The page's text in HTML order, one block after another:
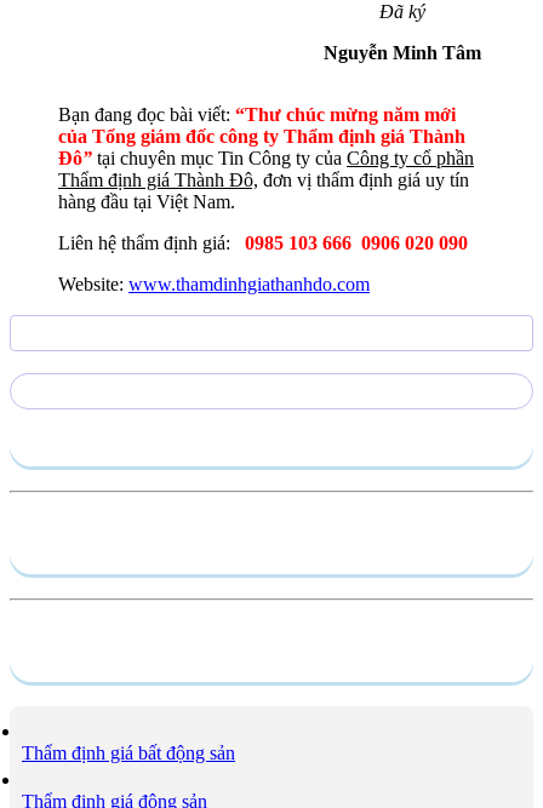
Đã ký
Nguyễn Minh Tâm
Bạn đang đọc bài viết: “Thư chúc mừng năm mới
của Tổng giám đốc công ty Thẩm định giá Thành
Đô” tại chuyên mục Tin Công ty của Công ty cổ phần
Thẩm định giá Thành Đô, đơn vị thẩm định giá uy tín
hàng đầu tại Việt Nam.
Liên hệ thẩm định giá:
0985 103 666 0906 020 090
Website: www.thamdinhgiathanhdo.com
Thẩm định giá bất động sản
Thẩm định giá động sản